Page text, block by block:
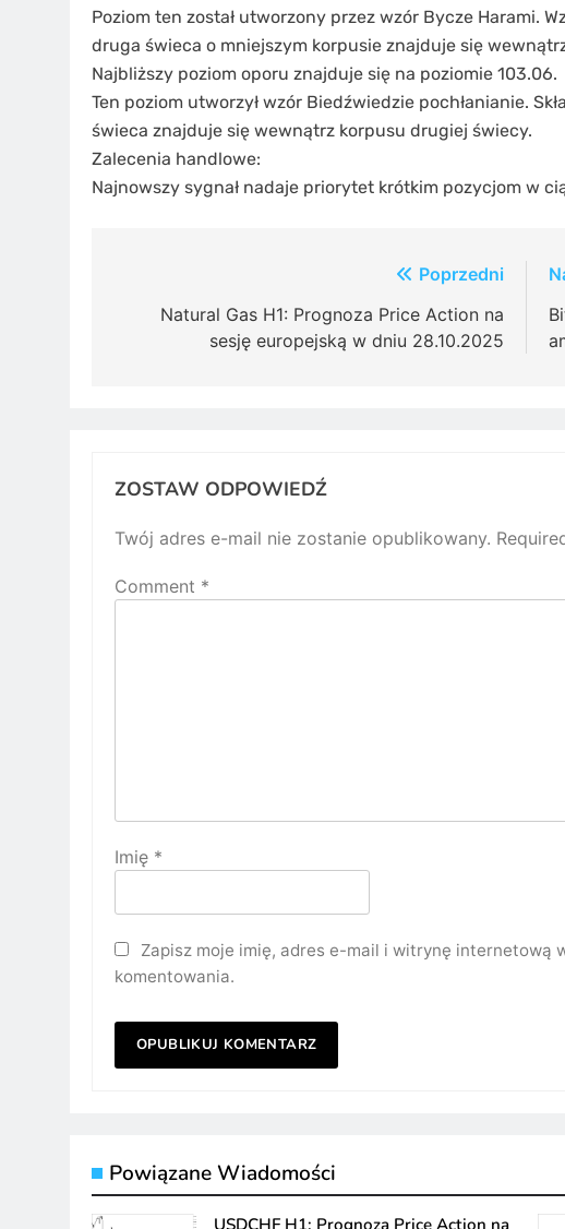
Poziom ten został utworzony przez wzór Bycze Harami.
druga świeca o mniejszym korpusie znajduje się
Najbliższy poziom oporu znajduje się na poziomie 103.06.
Ten poziom utworzył wzór Biedźwiedzie pochłanianie.
świeca znajduje się wewnątrz korpusu drugiej świecy.
Zalecenia handlowe:
Najnowszy sygnał nadaje priorytet krótkim pozycjom w
navigation
Poprzedni
Natural Gas H1: Prognoza Price Action na
sesję europejską w dniu 28.10.2025
ZOSTAW ODPOWIEDŹ
Twój adres e-mail nie zostanie opublikowany.
Comment *
Imię *
Zapisz moje imię, adres e-mail i witrynę internetową
komentowania.
Powiązane Wiadomości
USDCHF H1: Prognoza Price Action na